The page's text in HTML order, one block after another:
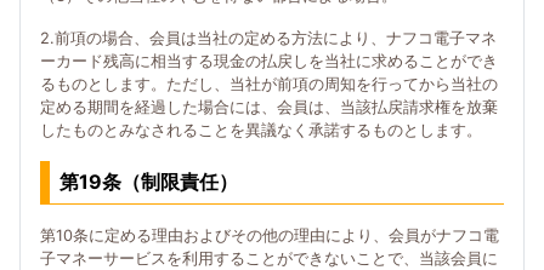
2.前項の場合、会員は当社の定める方法により、ナフコ電子マネ
ーカード残高に相当する現金の払戻しを当社に求めることができ
るものとします。ただし、当社が前項の周知を行ってから当社の
定める期間を経過した場合には、会員は、当該払戻請求権を放棄
したものとみなされることを異議なく承諾するものとします。
第19条（制限責任）
第10条に定める理由およびその他の理由により、会員がナフコ電
子マネーサービスを利用することができないことで、当該会員に